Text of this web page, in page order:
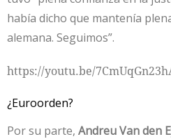
había dicho que mantenía
alemana. Seguimos”.
https://youtu.be/
¿Euroorden?
Por su parte, Andreu Van den